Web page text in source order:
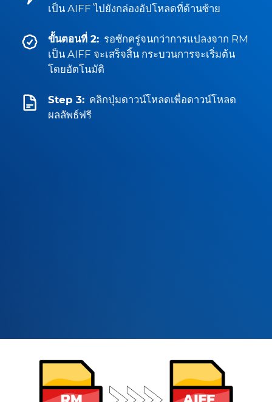
เป็น AIFF ไปยังกล่องอัปโหลดที่ด้านซ้าย
ขั้นตอนที่ 2: รอซักครู่จนกว่าการแปลงจาก RM
เป็น AIFF จะเสร็จสิ้น กระบวนการจะเริ่มต้น
โดยอัตโนมัติ
Step 3: คลิกปุ่มดาวน์โหลดเพื่อดาวน์โหลด
ผลลัพธ์ฟรี